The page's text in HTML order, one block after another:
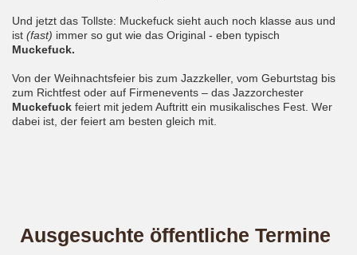
Und jetzt das Tollste: Muckefuck sieht auch noch klasse aus und
ist (fast) immer so gut wie das Original - eben typisch
Muckefuck.
Von der Weihnachtsfeier bis zum Jazzkeller, vom Geburtstag bis
zum Richtfest oder auf Firmenevents – das Jazzorchester
Muckefuck feiert mit jedem Auftritt ein musikalisches Fest. Wer
dabei ist, der feiert am besten gleich mit.
Ausgesuchte öffentliche Termine